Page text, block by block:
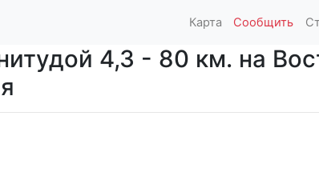
Карта Сообщить
4,3 - 80 км. на